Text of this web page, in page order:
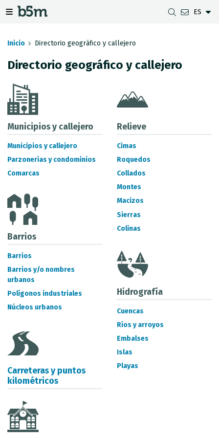
ES
Inicio Directorio geográfico y callejero
Directorio geográfico y callejero
Municipios y callejero
Municipios y callejero
Parzonerías y condominios
Comarcas
Barrios
Barrios
Barrios y/o nombres
urbanos
Polígonos industriales
Núcleos urbanos
Carreteras y puntos
kilométricos
Relieve
Cimas
Roquedos
Collados
Montes
Macizos
Sierras
Colinas
Hidrografía
Cuencas
Ríos y arroyos
Embalses
Islas
Playas
CONJUNTOS DE DATOS
API REST
INVENTARIO DE LEVANTAMIENTOS TOPOGRÁFICOS
CATÁLOGO DE METADATOS
G-IRUDIA
MAPAS OFFLINE
RED GNSS EN GIPUZKOA